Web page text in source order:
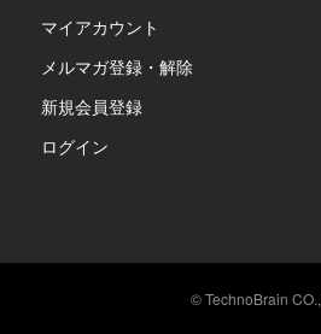
マイアカウント
メルマガ登録・解除
新規会員登録
ログイン
© TechnoBrain